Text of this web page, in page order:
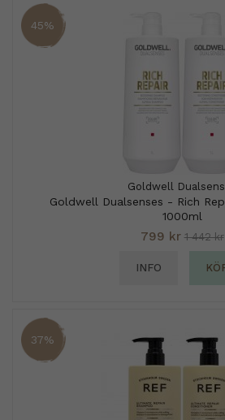
45%
Goldwell
Goldwell Dualsenses - Rich
1000ml
799 kr 1 442 kr
INFO
37%